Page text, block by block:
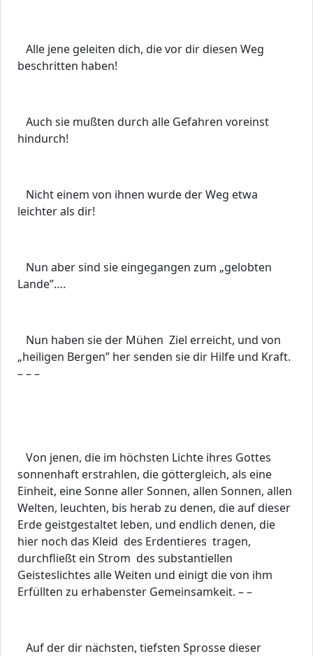
Alle jene geleiten dich, die vor dir diesen Weg
beschritten haben!
Auch sie mußten durch alle Gefahren voreinst
hindurch!
Nicht einem von ihnen wurde der Weg etwa
leichter als dir!
Nun aber sind sie eingegangen zum „gelobten
Lande”….
Nun haben sie der Mühen Ziel erreicht, und von
„heiligen Bergen” her senden sie dir Hilfe und Kraft.
– – –
Von jenen, die im höchsten Lichte ihres Gottes
sonnenhaft erstrahlen, die göttergleich, als eine
Einheit, eine Sonne aller Sonnen, allen Sonnen, allen
Welten, leuchten, bis herab zu denen, die auf dieser
Erde geistgestaltet leben, und endlich denen, die
hier noch das Kleid des Erdentieres tragen,
durchfließt ein Strom des substantiellen
Geisteslichtes alle Weiten und einigt die von ihm
Erfüllten zu erhabenster Gemeinsamkeit. – –
Auf der dir nächsten, tiefsten Sprosse dieser